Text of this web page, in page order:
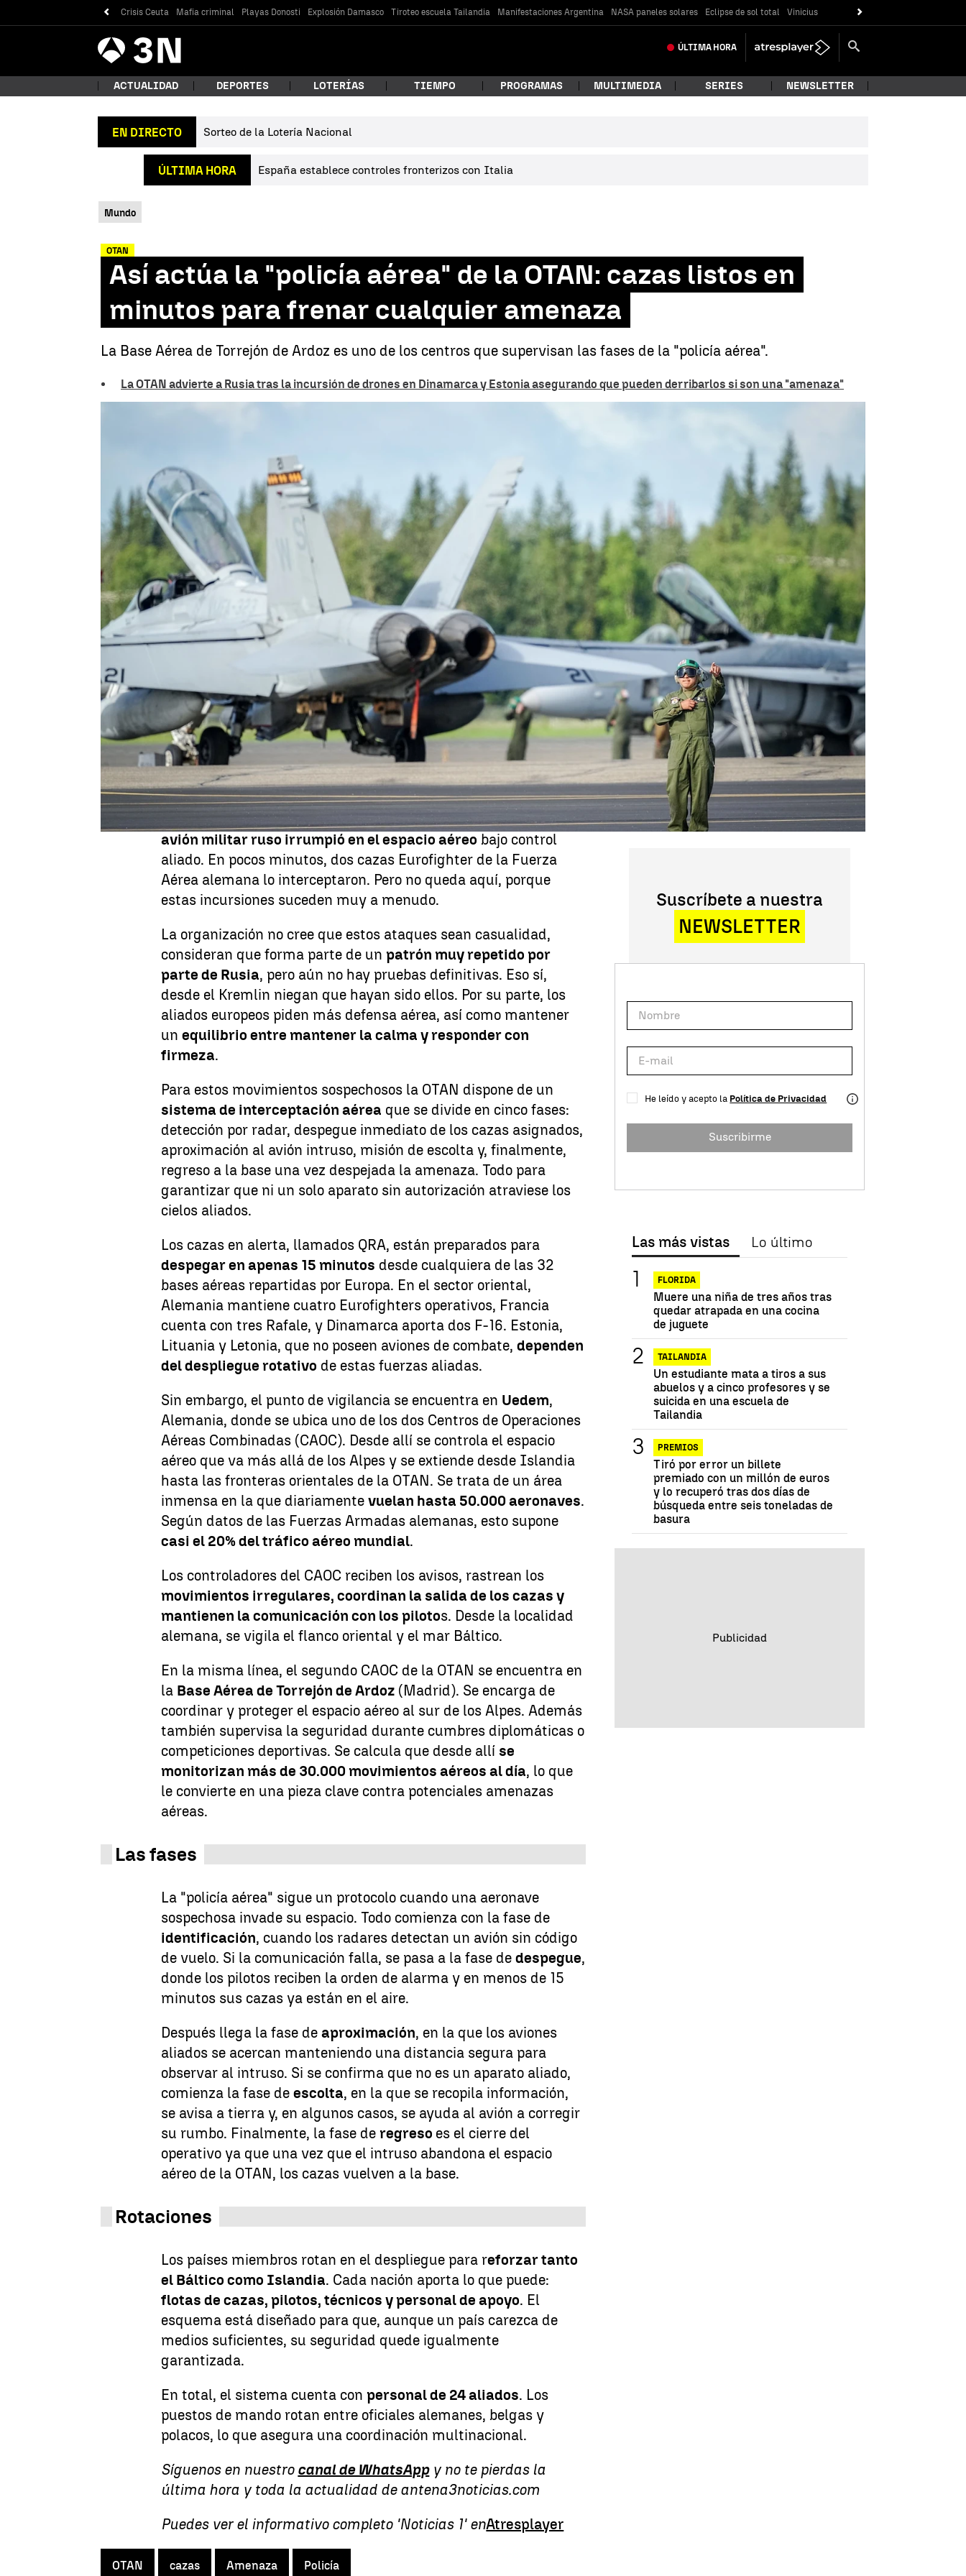
Crisis Ceuta Mafia criminal Playas Donosti Explosión Damasco Tiroteo escuela Tailandia Manifestaciones Argentina NASA paneles solares Eclipse de sol total Vinicius
Antena
3 Noticias ÚLTIMA HORA
¿Qué estás buscando?
Buscar
ACTUALIDAD DEPORTES LOTERÍAS TIEMPO PROGRAMAS MULTIMEDIA SERIES NEWSLETTER
EN DIRECTO Sorteo de la Lotería Nacional
ÚLTIMA HORA España establece controles fronterizos con Italia
Mundo
OTAN
Así actúa la "policía aérea" de la OTAN: cazas listos en
minutos para frenar cualquier amenaza
La Base Aérea de Torrejón de Ardoz es uno de los centros que supervisan las fases de la "policía aérea".
La OTAN advierte a Rusia tras la incursión de drones en Dinamarca y Estonia asegurando que pueden derribarlos si son una "amenaza"
Irene Rodríguez
Publicado:25 de septiembre de 2025, 12:00 WhatsappFacebook
X Linkedin
La "policía aérea" de laAlianza Atlántica
está más activa que
nunca. Sus radares no descansan ante la posible aparición de
aeronaves que pongan en riesgo el espacio aéreo europeo o lo
crucen sin permiso. Esta tensión entre laOTAN y Rusiano se
producía desde hace décadas, con laGuerra Fría.
El último incidente ha ocurrido en el mar Báltico, cuando un
avión militar ruso irrumpió en el espacio aéreo bajo control
aliado. En pocos minutos, dos cazas Eurofighter de la Fuerza
Aérea alemana lo interceptaron. Pero no queda aquí, porque
estas incursiones suceden muy a menudo.
La organización no cree que estos ataques sean casualidad,
consideran que forma parte de unpatrón muy repetido por
parte de Rusia, pero aún no hay pruebas definitivas. Eso sí,
desde el Kremlin niegan que hayan sido ellos. Por su parte, los
aliados europeos piden más defensa aérea, así como mantener
unequilibrio entre mantener la calma y responder con
firmeza.
Para estos movimientos sospechosos la OTAN dispone de un
sistema de interceptación aérea que se divide en cinco fases:
detección por radar, despegue inmediato de los cazas asignados,
aproximación al avión intruso, misión de escolta y, finalmente,
regreso a la base una vez despejada la amenaza. Todo para
garantizar que ni un solo aparato sin autorización atraviese los
cielos aliados.
Los cazas en alerta, llamados QRA, están preparados para
despegar en apenas 15 minutos desde cualquiera de las 32
bases aéreas repartidas por Europa. En el sector oriental,
Alemania mantiene cuatro Eurofighters operativos, Francia
cuenta con tres Rafale, y Dinamarca aporta dos F-16. Estonia,
Lituania y Letonia, que no poseen aviones de combate,dependen
del despliegue rotativo de estas fuerzas aliadas.
Sin embargo, el punto de vigilancia se encuentra en Uedem,
Alemania, donde se ubica uno de los dos Centros de Operaciones
Aéreas Combinadas (CAOC). Desde allí se controla el espacio
aéreo que va más allá de los Alpes y se extiende desde Islandia
hasta las fronteras orientales de la OTAN. Se trata de un área
inmensa en la que diariamentevuelan hasta 50.000 aeronaves.
Según datos de las Fuerzas Armadas alemanas, esto supone
casi el 20% del tráfico aéreo mundial.
Los controladores del CAOC reciben los avisos, rastrean los
movimientos irregulares, coordinan la salida de los cazas y
mantienen la comunicación con los pilotos. Desde la localidad
alemana, se vigila el flanco oriental y el mar Báltico.
En la misma línea, el segundo CAOC de la OTAN se encuentra en
la Base Aérea de Torrejón de Ardoz (Madrid). Se encarga de
coordinar y proteger el espacio aéreo al sur de los Alpes. Además
también supervisa la seguridad durante cumbres diplomáticas o
competiciones deportivas. Se calcula que desde allíse
monitorizan más de 30.000 movimientos aéreos al día, lo que
le convierte en una pieza clave contra potenciales amenazas
aéreas.
Las fases
La "policía aérea" sigue un protocolo cuando una aeronave
sospechosa invade su espacio. Todo comienza con la fase de
identificación, cuando los radares detectan un avión sin código
de vuelo. Si la comunicación falla, se pasa a la fase dedespegue,
donde los pilotos reciben la orden de alarma y en menos de 15
minutos sus cazas ya están en el aire.
Después llega la fase deaproximación, en la que los aviones
aliados se acercan manteniendo una distancia segura para
observar al intruso. Si se confirma que no es un aparato aliado,
comienza la fase deescolta, en la que se recopila información,
se avisa a tierra y, en algunos casos, se ayuda al avión a corregir
su rumbo. Finalmente, la fase deregreso es el cierre del
operativo ya que una vez que el intruso abandona el espacio
aéreo de la OTAN, los cazas vuelven a la base.
Rotaciones
Los países miembros rotan en el despliegue para reforzar tanto
el Báltico como Islandia. Cada nación aporta lo que puede:
flotas de cazas, pilotos, técnicos y personal de apoyo. El
esquema está diseñado para que, aunque un país carezca de
medios suficientes, su seguridad quede igualmente
garantizada.
En total, el sistema cuenta conpersonal de 24 aliados. Los
puestos de mando rotan entre oficiales alemanes, belgas y
polacos, lo que asegura una coordinación multinacional.
Síguenos en nuestro canal de WhatsAppy no te pierdas la
última hora y toda la actualidad de antena3noticias.com
Puedes ver el informativo completo 'Noticias 1' enAtresplayer
OTAN cazas Amenaza Policía
Suscríbete a nuestra
NEWSLETTER
He leído y acepto la Política de Privacidad
Suscribirme
Las más vistas Lo último
FLORIDA
Muere una niña de tres años tras
quedar atrapada en una cocina
de juguete
TAILANDIA
Un estudiante mata a tiros a sus
abuelos y a cinco profesores y se
suicida en una escuela de
Tailandia
PREMIOS
Tiró por error un billete
premiado con un millón de euros
y lo recuperó tras dos días de
búsqueda entre seis toneladas de
basura